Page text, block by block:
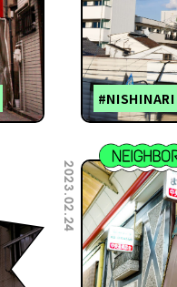
2023.02.24